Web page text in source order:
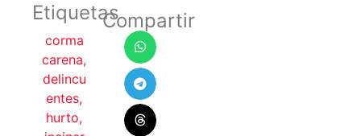
Etiquetas
corma
carena,
delincu
entes,
hurto,
Compartir